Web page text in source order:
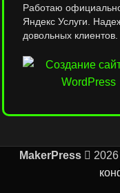
Работаю
Яндекс Услуги.
довольных
MakerPress